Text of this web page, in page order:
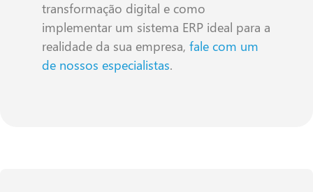
transformação digital e como
implementar um sistema ERP ideal para a
realidade da sua empresa, fale com um
de nossos especialistas.